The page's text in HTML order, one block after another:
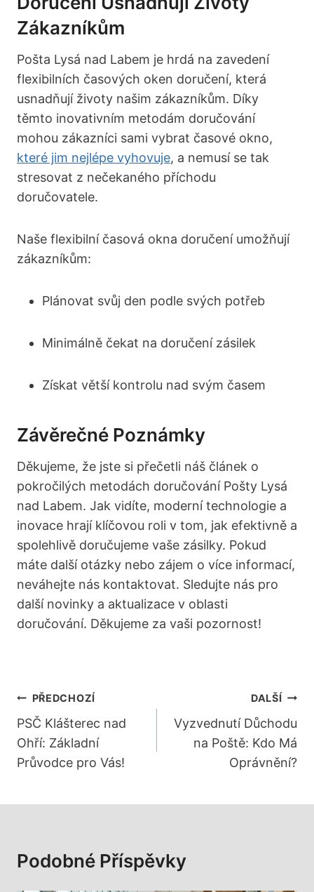
Zákazníkům
Pošta Lysá nad Labem je hrdá na zavedení
flexibilních časových oken doručení, která
usnadňují životy našim zákazníkům. Díky
těmto inovativním metodám doručování
mohou zákazníci sami vybrat časové okno,
které jim nejlépe vyhovuje, a nemusí se tak
stresovat z nečekaného příchodu
doručovatele.
Naše flexibilní časová okna doručení umožňují
zákazníkům:
Plánovat svůj den podle svých potřeb
Minimálně čekat na doručení zásilek
Získat větší kontrolu nad svým časem
Závěrečné Poznámky
Děkujeme, že jste si přečetli náš článek o
pokročilých metodách doručování Pošty Lysá
nad Labem. Jak vidíte, moderní technologie a
inovace hrají klíčovou roli v tom, jak efektivně a
spolehlivě doručujeme vaše zásilky. Pokud
máte další otázky nebo zájem o více informací,
neváhejte nás kontaktovat. Sledujte nás pro
další novinky a aktualizace v oblasti
doručování. Děkujeme za vaši pozornost!
Navigace
Pro
Příspěvek
PŘEDCHOZÍ
PSČ Klášterec nad
Ohří: Základní
Průvodce pro Vás!
DALŠÍ
Vyzvednutí Důchodu
na Poště: Kdo Má
Oprávnění?
Podobné Příspěvky